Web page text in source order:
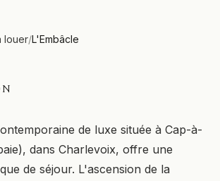
louer/L'Embâcle
de luxe située à Cap-à-
dans Charlevoix, offre une
de séjour. L'ascension de la